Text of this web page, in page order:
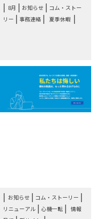
8月 | お知らせ | コム・ストー
リー | 事務連絡 | 夏季休暇
お知らせ | コム・ストーリー |
リニューアル | 心機一転 |
情報